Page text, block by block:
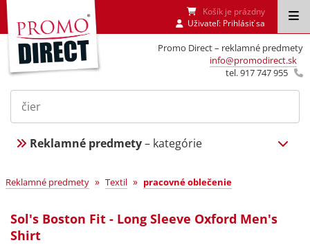
Promo Direct – reklamné predmety
info@promodirect.sk
tel. 917 747 955
Košík je prázdny
Uživateľ: Prihlásiť sa
Reklamné predmety– kategórie
Reklamné predmety » Textil » pracovné oblečenie
Sol's Boston Fit - Long Sleeve Oxford Men's
Shirt